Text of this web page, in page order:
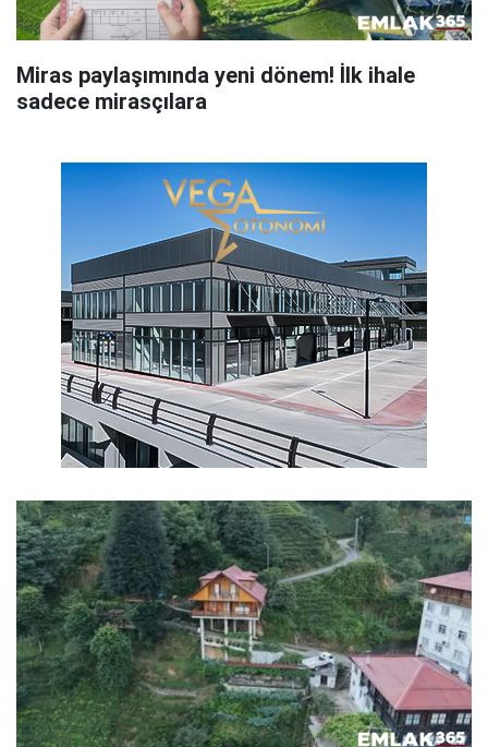
Miras paylaşımında yeni dönem! İlk ihale
sadece mirasçılara